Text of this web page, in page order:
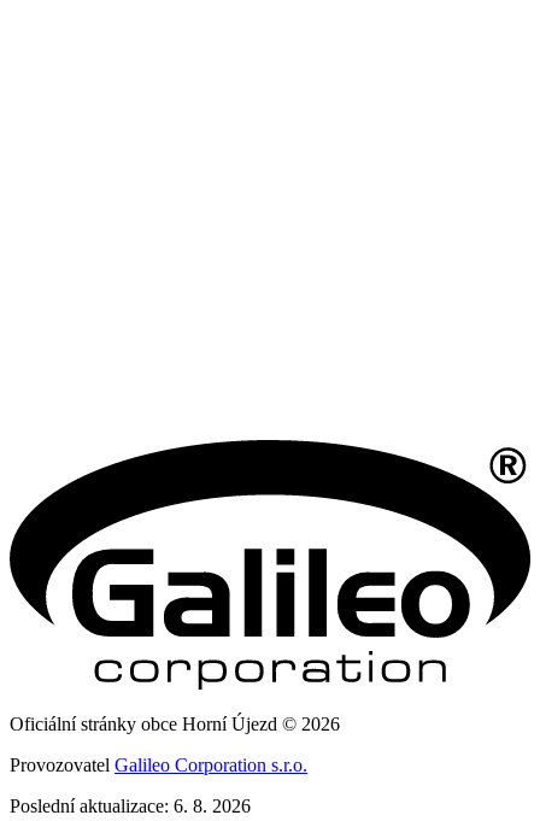
Oficiální stránky obce Horní Újezd © 2026
Provozovatel Galileo Corporation s.r.o.
Poslední aktualizace: 6. 8. 2026